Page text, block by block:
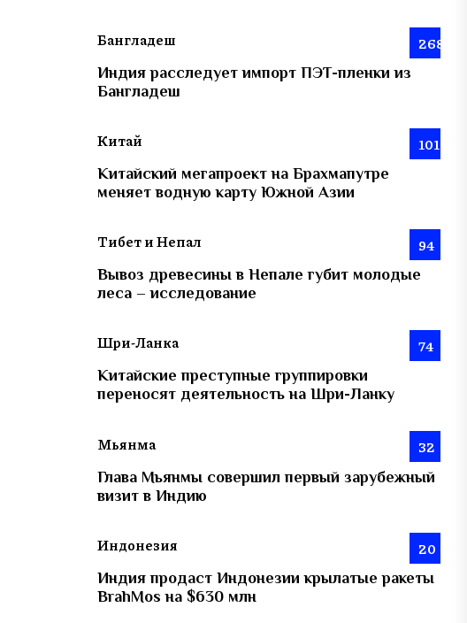
Бангладеш 268
Индия расследует импорт ПЭТ-пленки из
Бангладеш
Китай 101
Китайский мегапроект на Брахмапутре
меняет водную карту Южной Азии
Тибет и Непал 94
Вывоз древесины в Непале губит молодые
леса – исследование
Шри-Ланка 74
Китайские преступные группировки
переносят деятельность на Шри-Ланку
Мьянма 32
Глава Мьянмы совершил первый зарубежный
визит в Индию
Индонезия 20
Индия продаст Индонезии крылатые ракеты
BrahMos на $630 млн